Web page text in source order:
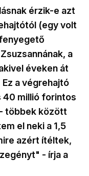
érzik-e azt
(egy volt
a
éveken át
a végrehajtó
40 millió forintos
többek között
el neki a 1,5
azért ítéltek,
- írja a